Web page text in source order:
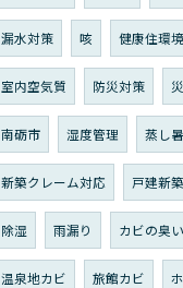
漏水対策 咳 健康住環境
室内空気質 防災対策
南砺市 湿度管理 蒸し
新築クレーム対応 戸建新築
除湿 雨漏り カビの臭い
温泉地カビ 旅館カビ